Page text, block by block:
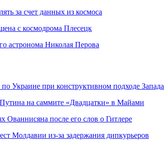
за счет данных из космоса
с космодрома Плесецк
астронома Николая Перова
Украине при конструктивном подходе Запада
на саммите «Двадцатки» в Майами
Ованнисяна после его слов о Гитлере
Молдавии из-за задержания дипкурьеров